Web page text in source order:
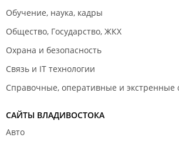
Обучение, наука, кадры
Общество, Государство, ЖКХ
Охрана и безопасность
Связь и IT технологии
Справочные, оперативные и экстренные
САЙТЫ ВЛАДИВОСТОКА
Авто